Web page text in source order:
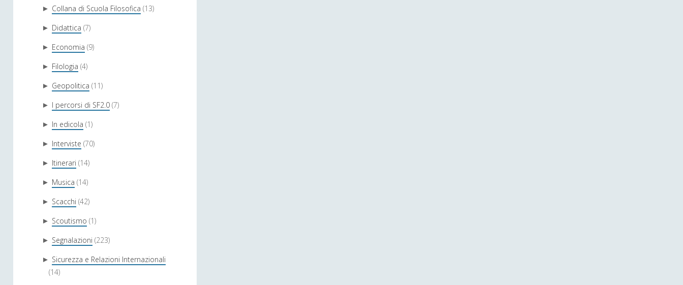
► Collana di Scuola Filosofica (13)
► Didattica (7)
► Economia (9)
► Filologia (4)
► Geopolitica (11)
► I percorsi di SF2.0 (7)
► In edicola (1)
► Interviste (70)
► Itinerari (14)
► Musica (14)
► Scacchi (42)
► Scoutismo (1)
► Segnalazioni (223)
► Sicurezza e Relazioni Internazionali
(14)